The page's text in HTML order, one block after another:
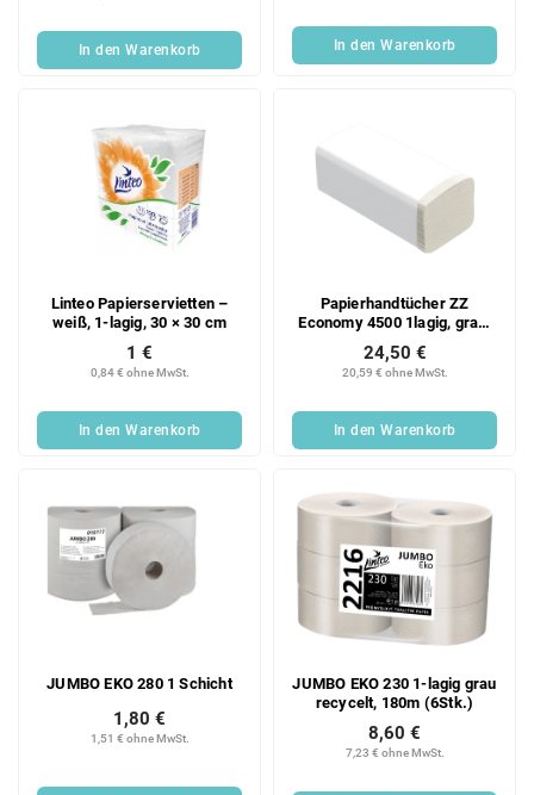
In den Warenkorb In den Warenkorb
Linteo Papierservietten –
weiß, 1-lagig, 30 × 30 cm
0,84 € ohne MwSt.
1 €
In den Warenkorb
Papierhandtücher ZZ
Economy 4500 1lagig, grau,
Karton
20,59 € ohne MwSt.
24,50 €
In den Warenkorb
JUMBO EKO 280 1 Schicht
1,51 € ohne MwSt.
1,80 €
JUMBO EKO 230 1-lagig grau
recycelt, 180m (6Stk.)
7,23 € ohne MwSt.
8,60 €